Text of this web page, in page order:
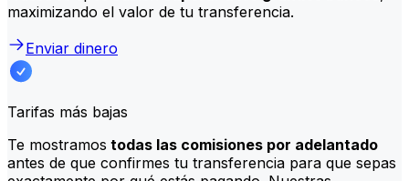
maximizando el valor de tu transferencia.
Enviar dinero
Tarifas más bajas
Te mostramos todas las comisiones por adelantado
antes de que confirmes tu transferencia para que sepas